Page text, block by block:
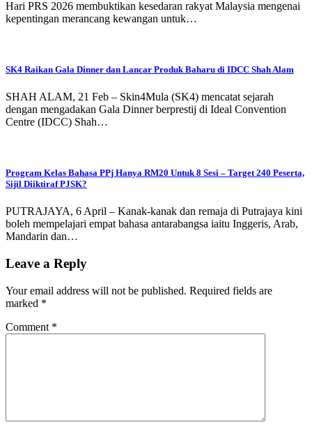
Hari PRS 2026 membuktikan kesedaran rakyat Malaysia mengenai
kepentingan merancang kewangan untuk…
SK4 Raikan Gala Dinner dan Lancar Produk Baharu di IDCC Shah Alam
SHAH ALAM, 21 Feb – Skin4Mula (SK4) mencatat sejarah
dengan mengadakan Gala Dinner berprestij di Ideal Convention
Centre (IDCC) Shah…
Program Kelas Bahasa PPj Hanya RM20 Untuk 8 Sesi – Target 240 Peserta,
Sijil Diiktiraf PJSK?
PUTRAJAYA, 6 April – Kanak-kanak dan remaja di Putrajaya kini
boleh mempelajari empat bahasa antarabangsa iaitu Inggeris, Arab,
Mandarin dan…
Leave a Reply
Your email address will not be published. Required fields are
marked *
Comment *